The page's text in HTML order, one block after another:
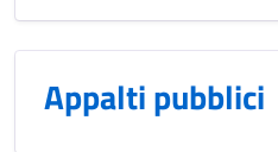
Appalti pubblici